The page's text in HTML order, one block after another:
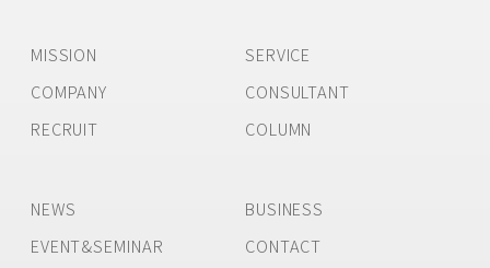
MISSION
COMPANY
RECRUIT
SERVICE
CONSULTANT
COLUMN
NEWS
EVENT&SEMINAR
BUSINESS
CONTACT